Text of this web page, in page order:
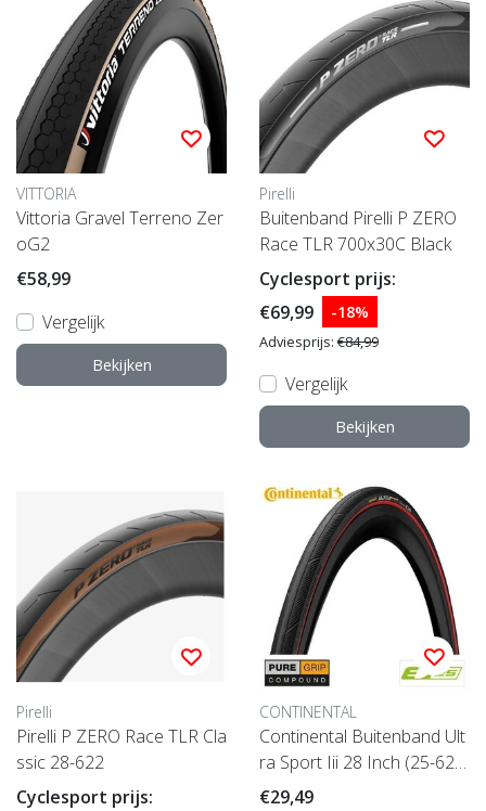
VITTORIA
Vittoria Gravel Terreno Zer
oG2
€58,99
Vergelijk
Bekijken
Pirelli
Buitenband Pirelli P ZERO
Race TLR 700x30C Black
Cyclesport prijs:
€69,99
-18%
Adviesprijs: €84,99
Vergelijk
Bekijken
Pirelli
Pirelli P ZERO Race TLR Cla
ssic 28-622
Cyclesport prijs:
CONTINENTAL
Continental Buitenband Ult
ra Sport Iii 28 Inch (25-622)
Rood
€29,49